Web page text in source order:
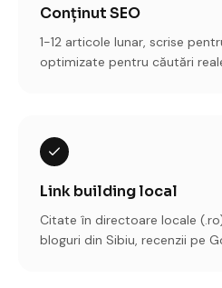
Conținut SEO
1-12 articole lunar, scrise
optimizate pentru căutări
Link building local
Citate în directoare locale
bloguri din Sibiu, recenzii pe